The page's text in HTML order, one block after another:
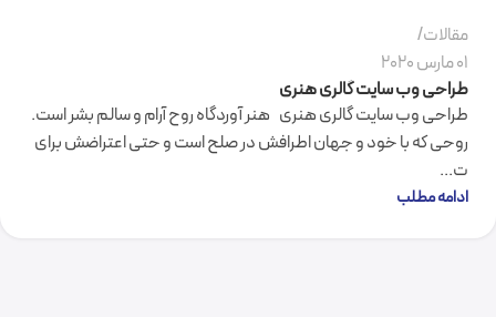
مقالات
01 مارس 2020
طراحی وب سایت گالری هنری
طراحی وب سایت گالری هنری هنر آوردگاه روح آرام و سالم بشر است.
روحی که با خود و جهان اطرافش در صلح است و حتی اعتراضش برای
ت...
ادامه مطلب